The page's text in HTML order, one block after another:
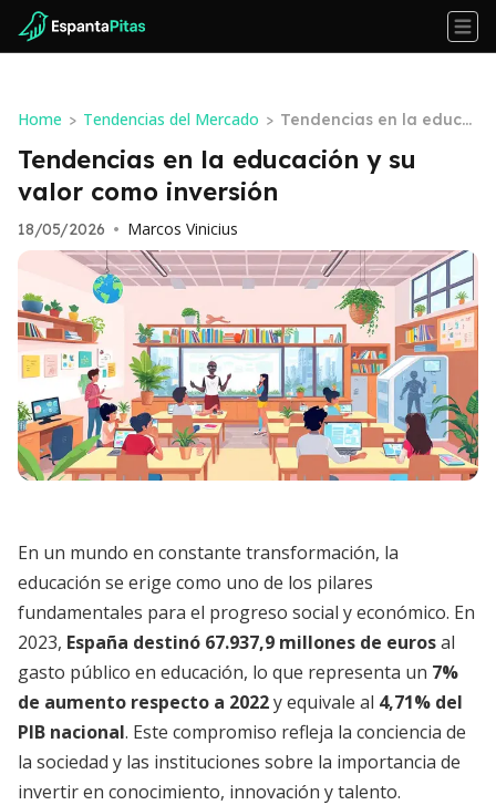
Home > Tendencias del Mercado > Tendencias en la educa
ción y su valor como inv
ersión
Tendencias en la educación y su
valor como inversión
18/05/2026 • Marcos Vinicius
En un mundo en constante transformación, la
educación se erige como uno de los pilares
fundamentales para el progreso social y económico. En
2023, España destinó 67.937,9 millones de eurosal
gasto público en educación, lo que representa un 7%
de aumento respecto a 2022y equivale al 4,71% del
PIB nacional. Este compromiso refleja la conciencia de
la sociedad y las instituciones sobre la importancia de
invertir en conocimiento, innovación y talento.